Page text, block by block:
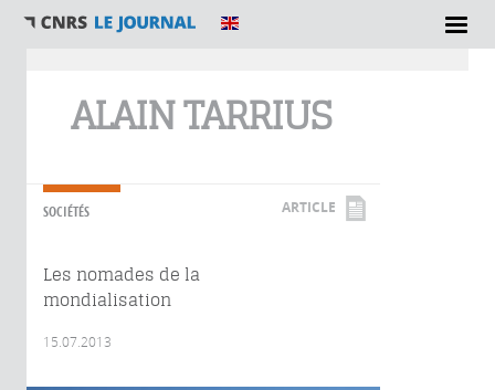
ALAIN TARRIUS
SOCIÉTÉS ARTICLE
Les nomades de la
mondialisation
15.07.2013